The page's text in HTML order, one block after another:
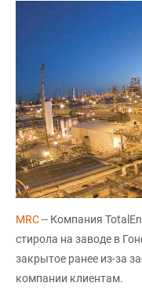
MRC-- Компания
стирола на заводе в
закрытое ранее из-за
компании клиентам.